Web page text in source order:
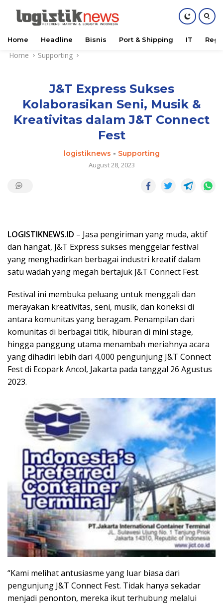
Skip
Home Headline Bisnis Port & Shipping IT
Home Supporting
J&T Express Sukses
Kolaborasikan Seni, Musik &
Kreativitas dalam J&T Connect
Fest
logistiknews - Supporting
August 28, 2023
LOGISTIKNEWS.ID – Jasa pengiriman yang muda, aktif
dan hangat, J&T Express sukses menggelar festival
yang menghadirkan berbagai industri kreatif dalam
satu wadah yang megah bertajuk J&T Connect Fest.
Festival ini membuka peluang untuk menggali dan
merayakan kreativitas, seni, musik, dan koneksi di
antara komunitas yang beragam. Penampilan dari
komunitas di berbagai titik, hiburan di mini stage,
hingga panggung utama menambah meriahnya acara
yang dihadiri lebih dari 4,000 pengunjung J&T Connect
Fest di Ecopark Ancol, Jakarta pada tanggal 26 Agustus
2023.
“Kami melihat antusiasme yang luar biasa dari
pengunjung J&T Connect Fest. Tidak hanya sekadar
menjadi penonton, mereka ikut terhubung melalui